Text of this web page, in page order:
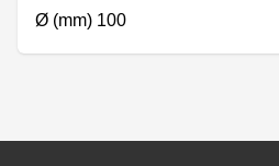
Ø (mm) 100